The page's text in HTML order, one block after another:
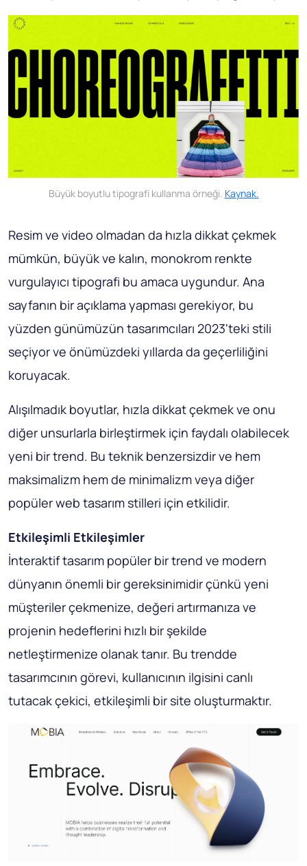
Büyük boyutlu tipografi kullanma örneği. Kaynak.
Resim ve video olmadan da hızla dikkat çekmek
mümkün, büyük ve kalın, monokrom renkte
vurgulayıcı tipografi bu amaca uygundur. Ana
sayfanın bir açıklama yapması gerekiyor, bu
yüzden günümüzün tasarımcıları 2023'teki stili
seçiyor ve önümüzdeki yıllarda da geçerliliğini
koruyacak.
Alışılmadık boyutlar, hızla dikkat çekmek ve onu
diğer unsurlarla birleştirmek için faydalı olabilecek
yeni bir trend. Bu teknik benzersizdir ve hem
maksimalizm hem de minimalizm veya diğer
popüler web tasarım stilleri için etkilidir.
Etkileşimli Etkileşimler
İnteraktif tasarım popüler bir trend ve modern
dünyanın önemli bir gereksinimidir çünkü yeni
müşteriler çekmenize, değeri artırmanıza ve
projenin hedeflerini hızlı bir şekilde
netleştirmenize olanak tanır. Bu trendde
tasarımcının görevi, kullanıcının ilgisini canlı
tutacak çekici, etkileşimli bir site oluşturmaktır.